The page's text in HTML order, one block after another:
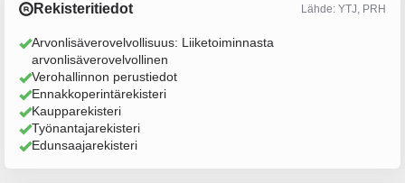
Rekisteritiedot Lähde: YTJ, PRH
Arvonlisäverovelvollisuus: Liiketoiminnasta
arvonlisäverovelvollinen
Verohallinnon perustiedot
Ennakkoperintärekisteri
Kaupparekisteri
Työnantajarekisteri
Edunsaajarekisteri